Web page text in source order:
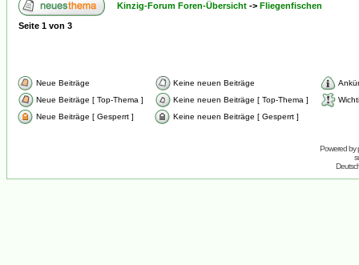
Kinzig-Forum Foren-Übersicht -> Fliegenfischen
Seite 1 von 3
Neue Beiträge Keine neuen Beiträge
Neue Beiträge [ Top-Thema ]
Keine neuen Beiträge [ Top-Thema ]
Neue Beiträge [ Gesperrt ]
Keine neuen Beiträge [ Gesperrt ]
Powered by